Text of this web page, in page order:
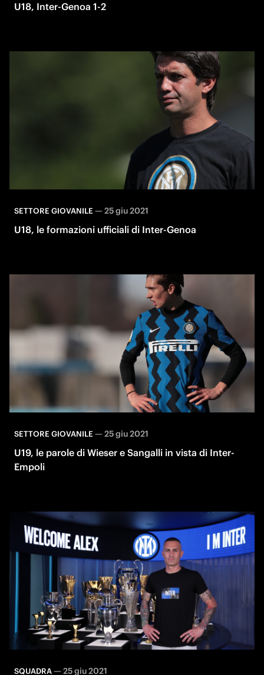
U18, Inter-Genoa 1-2
SETTORE GIOVANILE— 25 giu 2021
U18, le formazioni ufficiali di Inter-Genoa
SETTORE GIOVANILE— 25 giu 2021
U19, le parole di Wieser e Sangalli in vista di Inter-
Empoli
SQUADRA— 25 giu 2021